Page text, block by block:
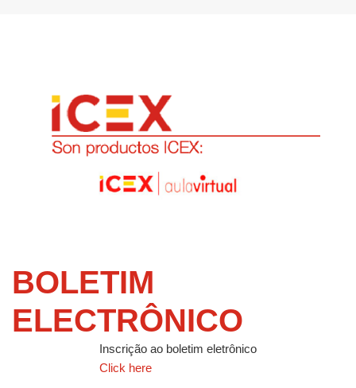
BOLETIM
ELECTRÔNICO
Inscrição ao boletim eletrônico
Click here